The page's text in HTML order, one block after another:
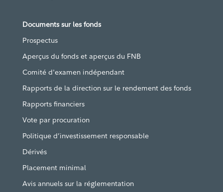
Documents sur les fonds
Prospectus
Aperçus du fonds et aperçus du FNB
Comité d'examen indépendant
Rapports de la direction sur le rendement des fonds
Rapports financiers
Vote par procuration
Politique d’investissement responsable
Dérivés
Placement minimal
Avis annuels sur la réglementation